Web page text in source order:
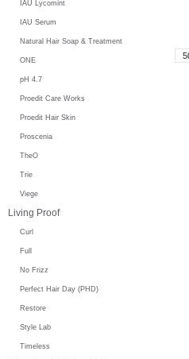
IAU Lycomint
IAU Serum
Natural Hair Soap & Treatment
ONE
pH 4.7
Proedit Care Works
Proedit Hair Skin
Proscenia
TheO
Trie
Viege
Living Proof
Curl
Full
No Frizz
Perfect Hair Day (PHD)
Restore
Style Lab
Timeless